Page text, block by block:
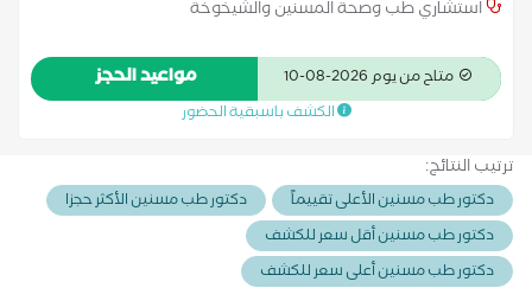
استشاري طب وصحة المسنين والشيخوخة
متاح من يوم 2026-08-10 مواعيد الحجز
الكشف باسبقية الحضور
ترتيب النتائج:
دكتور طب مسنين الأعلى تقييماً
دكتور طب مسنين الأكثر حجزا
دكتور طب مسنين أقل سعر للكشف
دكتور طب مسنين أعلى سعر للكشف